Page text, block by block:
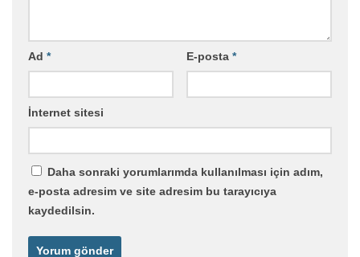
Ad * E-posta *
İnternet sitesi
Daha sonraki yorumlarımda kullanılması için adım,
e-posta adresim ve site adresim bu tarayıcıya
kaydedilsin.